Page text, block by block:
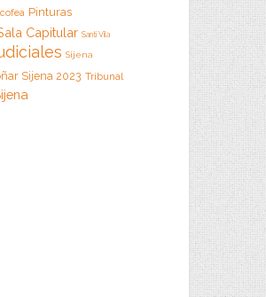
Pinturas
Capitular Santi Vila
Sijena
Sijena 2023 Tribunal